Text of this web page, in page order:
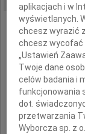
Z
aplikacjach i w
wyświetlanych.
chcesz wyrazić
chcesz wycofać
„Ustawień
Twoje dane
celów badania i
funkcjonowania
dot.
przetwarzania
Wyborcza sp. z